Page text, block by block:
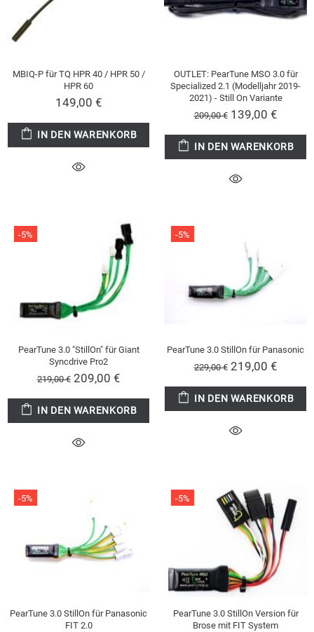
MBIQ-P für TQ HPR 40 / HPR 50 /
HPR 60
149,00 €
IN DEN WARENKORB
OUTLET: PearTune MSO 3.0 für
Specialized 2.1 (Modelljahr 2019-
2021) - Still On Variante
209,00 € 139,00 €
IN DEN WARENKORB
-5%
PearTune 3.0 "StillOn" für Giant
Syncdrive Pro2
219,00 € 209,00 €
IN DEN WARENKORB
-5%
PearTune 3.0 StillOn für Panasonic
229,00 € 219,00 €
IN DEN WARENKORB
-5%
PearTune 3.0 StillOn für Panasonic
FIT 2.0
-5%
PearTune 3.0 StillOn Version für
Brose mit FIT System